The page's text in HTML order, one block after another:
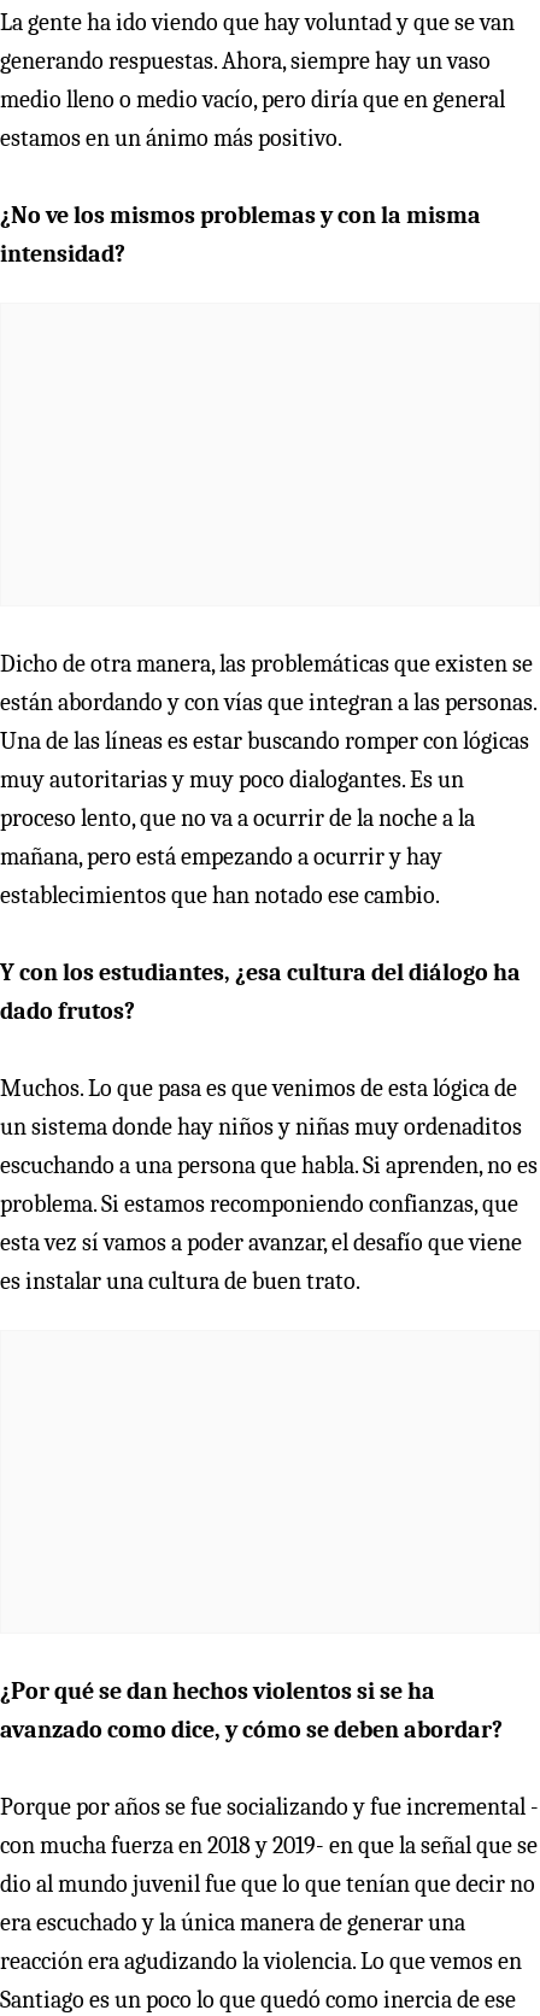
La gente ha ido viendo que hay voluntad y que se van
generando respuestas. Ahora, siempre hay un vaso
medio lleno o medio vacío, pero diría que en general
estamos en un ánimo más positivo.
¿No ve los mismos problemas y con la misma
intensidad?
Dicho de otra manera, las problemáticas que existen se
están abordando y con vías que integran a las personas.
Una de las líneas es estar buscando romper con lógicas
muy autoritarias y muy poco dialogantes. Es un
proceso lento, que no va a ocurrir de la noche a la
mañana, pero está empezando a ocurrir y hay
establecimientos que han notado ese cambio.
Y con los estudiantes, ¿esa cultura del diálogo ha
dado frutos?
Muchos. Lo que pasa es que venimos de esta lógica de
un sistema donde hay niños y niñas muy ordenaditos
escuchando a una persona que habla. Si aprenden, no es
problema. Si estamos recomponiendo confianzas, que
esta vez sí vamos a poder avanzar, el desafío que viene
es instalar una cultura de buen trato.
¿Por qué se dan hechos violentos si se ha
avanzado como dice, y cómo se deben abordar?
Porque por años se fue socializando y fue incremental -
con mucha fuerza en 2018 y 2019- en que la señal que se
dio al mundo juvenil fue que lo que tenían que decir no
era escuchado y la única manera de generar una
reacción era agudizando la violencia. Lo que vemos en
Santiago es un poco lo que quedó como inercia de ese